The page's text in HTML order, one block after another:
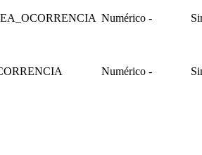
Numérico -
Numérico -